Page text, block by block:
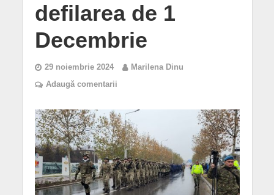
defilarea de 1
Decembrie
29 noiembrie 2024
Marilena Dinu
Adaugă comentarii